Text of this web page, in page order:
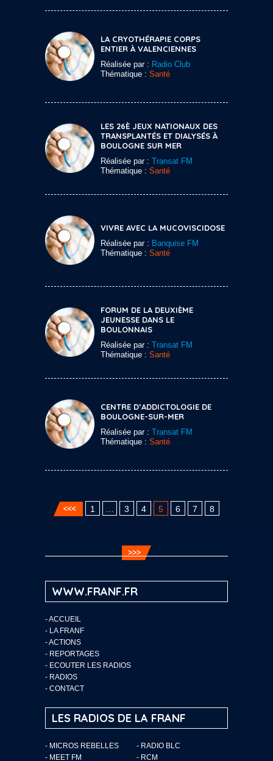
LA CRYOTHÉRAPIE CORPS
ENTIER À VALENCIENNES
Réalisée par : Radio Club
Thématique : Santé
LES 26È JEUX NATIONAUX DES
TRANSPLANTÉS ET DIALYSÉS À
BOULOGNE SUR MER
Réalisée par : Transat FM
Thématique : Santé
VIVRE AVEC LA MUCOVISCIDOSE
Réalisée par : Banquise FM
Thématique : Santé
FORUM DE LA DEUXIÈME
JEUNESSE DANS LE
BOULONNAIS
Réalisée par : Transat FM
Thématique : Santé
CENTRE D’ADDICTOLOGIE DE
BOULOGNE-SUR-MER
Réalisée par : Transat FM
Thématique : Santé
1 3 4 5 6 7 8
WWW.FRANF.FR
-ACCUEIL
- LA FRANF
-ACTIONS
- REPORTAGES
- ECOUTER LES RADIOS
- RADIOS
- CONTACT
LES RADIOS DE LA FRANF
- MICROS REBELLES
- RADIO BLC
- MEET FM
- RCM